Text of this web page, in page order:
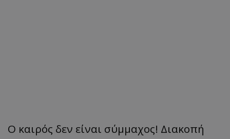
Ο καιρός δεν είναι σύμμαχος! Διακοπή